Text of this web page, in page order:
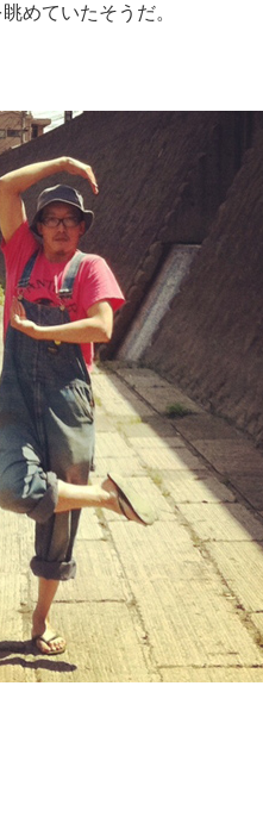
めていたそうだ。